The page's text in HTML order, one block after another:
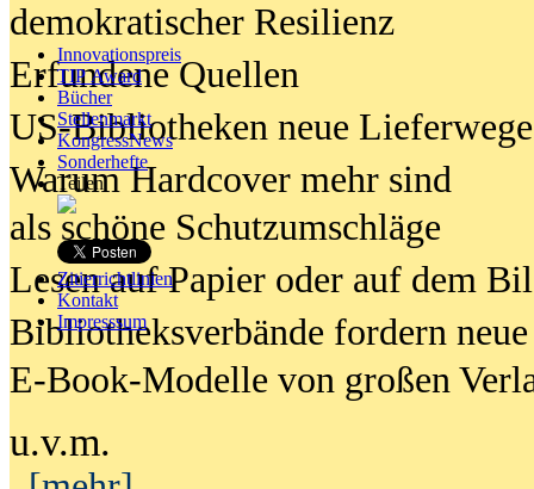
Innovationspreis
TIP Award
Bücher
Stellenmarkt
KongressNews
Sonderhefte
Teilen
Zitierrichtlinien
Kontakt
Impresssum
demokratischer Resilienz
Erfundene Quellen
US-Bibliotheken neue Lieferwege
Warum Hardcover mehr sind
als schöne Schutzumschläge
Lesen auf Papier oder auf dem
Bibliotheksverbände fordern neue
E-Book-Modelle von großen
u.v.m.